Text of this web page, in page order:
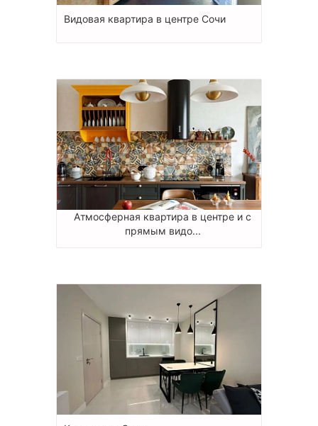
Видовая квартира в центре Сочи
Атмосферная квартира в центре и с
прямым видо...